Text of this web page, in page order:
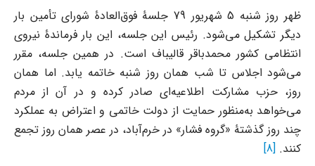
ظهر روز شنبه 5 شهریور 79 جلسۀ فوق‌العادۀ شورای تأمین بار
دیگر تشکیل می‌شود. رئیس این جلسه، این بار فرماندۀ نیروی
انتظامی کشور محمدباقر قالیباف است. در همین جلسه، مقرر
می‌شود اجلاس تا شب همان روز شنبه خاتمه یابد. اما همان
روز، حزب مشارکت اطلاعیه‌ای صادر کرده و در آن از مردم
می‌خواهد به‌منظور حمایت از دولت خاتمی و اعتراض به عملکرد
چند روز گذشتۀ «گروه فشار» در خرم‌آباد، در عصر همان روز تجمع
کنند. [8]